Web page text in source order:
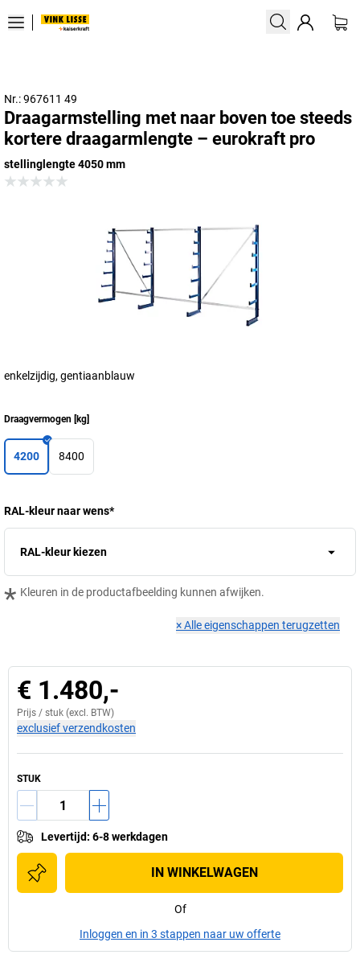
Nr.: 967611 49
Draagarmstelling met naar boven toe steeds
kortere draagarmlengte – eurokraft pro
stellinglengte 4050 mm
enkelzijdig, gentiaanblauw
Draagvermogen [kg]
4200 8400
RAL-kleur naar wens*
RAL-kleur kiezen
* Kleuren in de productafbeelding kunnen afwijken.
×Alle eigenschappen terugzetten
€ 1.480,-
Prijs / stuk (excl. BTW)
exclusief verzendkosten
STUK
Levertijd: 6-8 werkdagen
IN WINKELWAGEN
Of
Inloggen en in 3 stappen naar uw offerte